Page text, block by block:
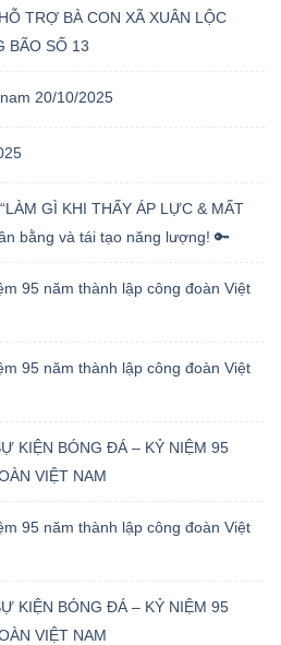
TRỢ BÀ CON XÃ XUÂN LỘC
BÃO SỐ 13
20/10/2025
GÌ KHI THẤY ÁP LỰC & MẤT
bằng và tái tạo năng lượng! 🔑
95 năm thành lập công đoàn Việt
95 năm thành lập công đoàn Việt
KIỆN BÓNG ĐÁ – KỶ NIỆM 95
VIỆT NAM
95 năm thành lập công đoàn Việt
KIỆN BÓNG ĐÁ – KỶ NIỆM 95
VIỆT NAM